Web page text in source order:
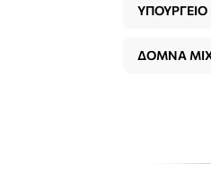
ΥΠΟΥΡΓΕΙΟ
ΔΟΜΝΑ